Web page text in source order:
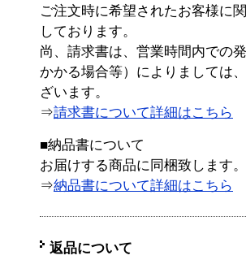
ご注文時に希望されたお客様に
しております。
尚、請求書は、営業時間内での
かかる場合等）によりましては
ざいます。
⇒請求書について詳細はこちら
■納品書について
お届けする商品に同梱致します。
⇒納品書について詳細はこちら
返品について